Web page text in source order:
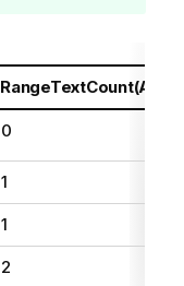
0
1
1
2